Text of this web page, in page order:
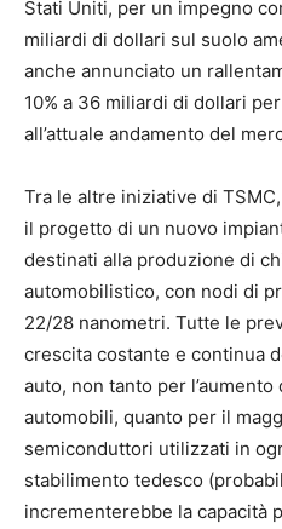
Stati Uniti, per un impegno
miliardi di dollari sul suolo
anche annunciato un
10% a 36 miliardi di dollari
all’attuale andamento del
Tra le altre iniziative di
il progetto di un nuovo
destinati alla produzione di
automobilistico, con nodi di
22/28 nanometri. Tutte le
crescita costante e continua
auto, non tanto per
automobili, quanto per il
semiconduttori utilizzati in
stabilimento tedesco
incrementerebbe la capacità